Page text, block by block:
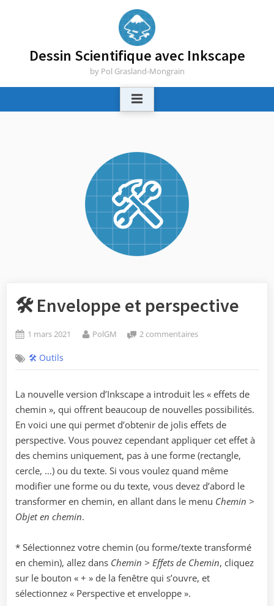
Dessin Scientifique avec Inkscape
by Pol Grasland-Mongrain
🛠️ Enveloppe et perspective
Posted
1 mars 2021 By
PolGM 2 commentairessur
et
🛠️ Outils
La nouvelle version d’Inkscape a introduit les « effets de
chemin », qui offrent beaucoup de nouvelles possibilités.
En voici une qui permet d’obtenir de jolis effets de
perspective. Vous pouvez cependant appliquer cet effet à
des chemins uniquement, pas à une forme (rectangle,
cercle, …) ou du texte. Si vous voulez quand même
modifier une forme ou du texte, vous devez d’abord le
transformer en chemin, en allant dans le menu Chemin >
Objet en chemin.
* Sélectionnez votre chemin (ou forme/texte transformé
en chemin), allez dans Chemin > Effets de Chemin, cliquez
sur le bouton « + » de la fenêtre qui s’ouvre, et
sélectionnez « Perspective et enveloppe ».